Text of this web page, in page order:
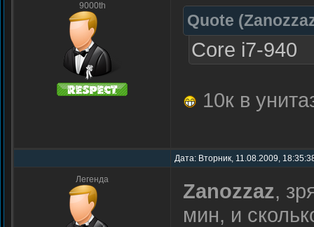
9000th
Quote (
Core i7-940
10к в
Дата: Вторник, 11.08.2009,
Легенда Zanozzaz,
мин, и